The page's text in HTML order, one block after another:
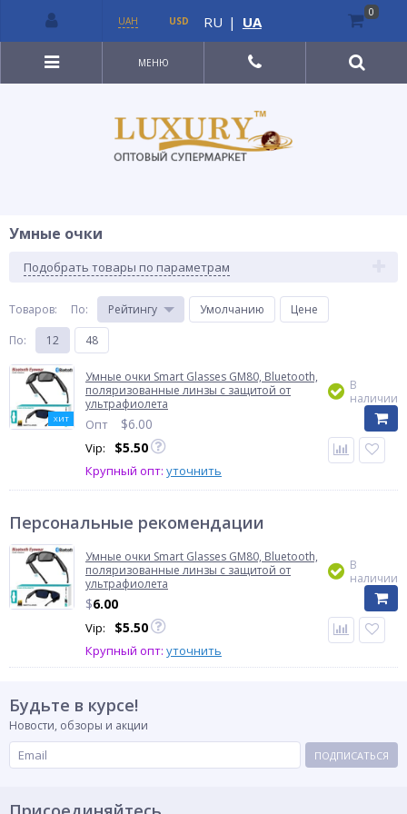
МЕНЮ
Умные очки
Подобрать товары по параметрам
Товаров: По: Рейтингу Умолчанию
Цене
По: 12 48
ХИТ
Умные очки Smart Glasses GM80, Bluetooth,
поляризованные линзы с защитой от
ультрафиолета
Опт $6.00
Vip: $5.50
Крупный опт: уточнить
В
наличии
Персональные рекомендации
Умные очки Smart Glasses GM80, Bluetooth,
поляризованные линзы с защитой от
ультрафиолета
$6.00
Vip: $5.50
Крупный опт: уточнить
В
наличии
Будьте в курсе!
Новости, обзоры и акции
ПОДПИСАТЬСЯ
UAH USD RU | UA
0